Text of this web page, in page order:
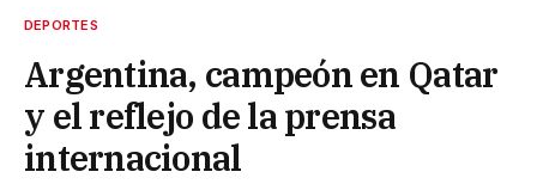
DEPORTES
Argentina, campeón en Qatar
y el reflejo de la prensa
internacional